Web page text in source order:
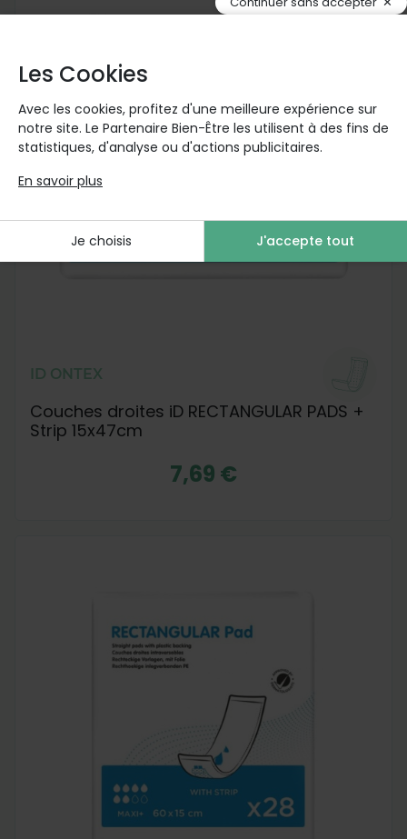
ID ONTEX
Couches droites iD RECTANGULAR PADS +
Strip 15x47cm
7,69 €
Les Cookies
Avec les cookies, profitez d'une meilleure expérience sur
notre site. Le Partenaire Bien-Être les utilisent à des fins de
statistiques, d'analyse ou d'actions publicitaires.
En savoir plus
Je choisis J'accepte tout